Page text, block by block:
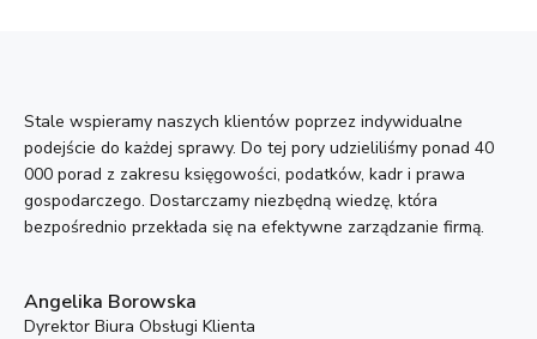
Stale wspieramy naszych klientów poprzez indywidualne
podejście do każdej sprawy. Do tej pory udzieliliśmy ponad 40
000 porad z zakresu księgowości, podatków, kadr i prawa
gospodarczego. Dostarczamy niezbędną wiedzę, która
bezpośrednio przekłada się na efektywne zarządzanie firmą.
Angelika Borowska
Dyrektor Biura Obsługi Klienta